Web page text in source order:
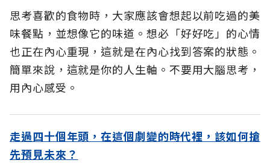
思考喜歡的食物時，大家應該會想起以前吃過的美
味餐點，並想像它的味道。想必「好好吃」的心情
也正在內心重現，這就是在內心找到答案的狀態。
簡單來說，這就是你的人生軸。不要用大腦思考，
用內心感受。
走過四十個年頭，在這個劇變的時代裡，該如何搶
先預見未來？